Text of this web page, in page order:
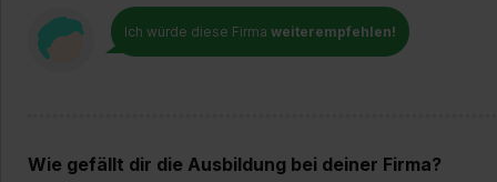
Ich würde diese Firma weiterempfehlen!
Wie gefällt dir die Ausbildung bei deiner Firma?